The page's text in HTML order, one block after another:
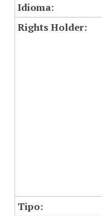
Idioma:
Rights Holder:
Tipo: